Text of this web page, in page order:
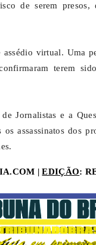
de serem presos,
virtual. Uma
terem
Jornalistas e a
assassinatos dos
|EDIÇÃO: